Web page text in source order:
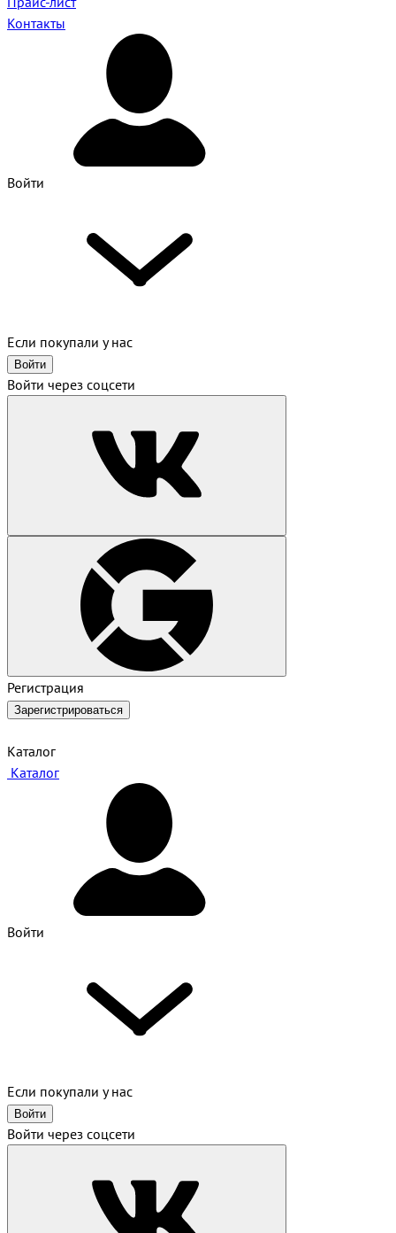
Контакты
Войти
Если покупали у нас
Войти
Войти через соцсети
Регистрация
Зарегистрироваться
Каталог
Каталог
Войти
Если покупали у нас
Войти
Войти через соцсети